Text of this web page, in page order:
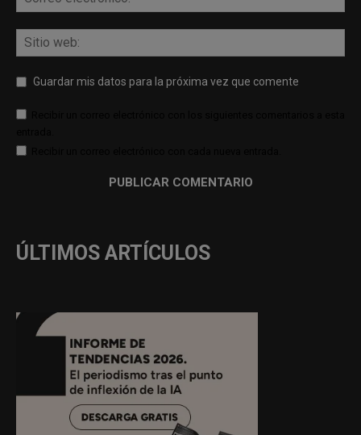
Guardar mis datos para la próxima vez que comente
ÚLTIMOS ARTÍCULOS